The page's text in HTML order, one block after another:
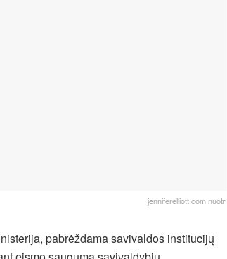
jenniferelliott.com nuotr.
pabrėždama savivaldos institucijų